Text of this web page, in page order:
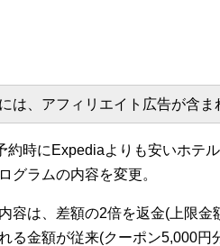
、アフィリエイト広告が含ま
約時にExpediaよりも安いホテ
グラムの内容を変更。
容は、差額の2倍を返金(上限
る金額が従来(クーポン5,000